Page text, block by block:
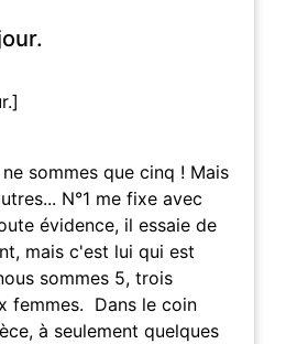
sommes que cinq ! Mais
N°1 me fixe avec
évidence, il essaie de
mais c'est lui qui est
sommes 5, trois
femmes. Dans le coin
à seulement quelques